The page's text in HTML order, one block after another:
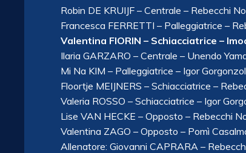
Robin DE KRUIJF – Centrale – Rebecchi
Francesca FERRETTI – Palleggiatrice –
Valentina FIORIN – Schiacciatrice –
Ilaria GARZARO – Centrale – Unendo
Mi Na KIM – Palleggiatrice – Igor
Floortje MEIJNERS – Schiacciatrice –
Valeria ROSSO – Schiacciatrice – Igor
Lise VAN HECKE – Opposto – Rebecchi
Valentina ZAGO – Opposto – Pomì
Allenatore: Giovanni CAPRARA –